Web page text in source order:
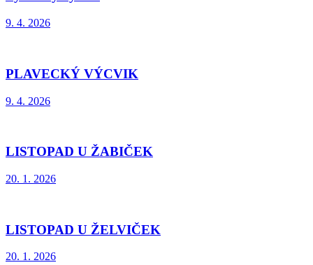
9. 4. 2026
PLAVECKÝ VÝCVIK
9. 4. 2026
LISTOPAD U ŽABIČEK
20. 1. 2026
LISTOPAD U ŽELVIČEK
20. 1. 2026